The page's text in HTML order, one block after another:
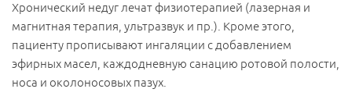
Хронический недуг лечат физиотерапией (лазерная и
магнитная терапия, ультразвук и пр.). Кроме этого,
пациенту прописывают ингаляции с добавлением
эфирных масел, каждодневную санацию ротовой полости,
носа и околоносовых пазух.